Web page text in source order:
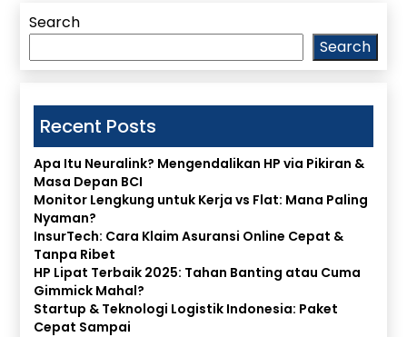
Search
Search
Recent Posts
Apa Itu Neuralink? Mengendalikan HP via Pikiran &
Masa Depan BCI
Monitor Lengkung untuk Kerja vs Flat: Mana Paling
Nyaman?
InsurTech: Cara Klaim Asuransi Online Cepat &
Tanpa Ribet
HP Lipat Terbaik 2025: Tahan Banting atau Cuma
Gimmick Mahal?
Startup & Teknologi Logistik Indonesia: Paket
Cepat Sampai